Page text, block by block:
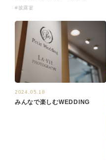
#披露宴
2024.05.18
みんなで楽しむWEDDING